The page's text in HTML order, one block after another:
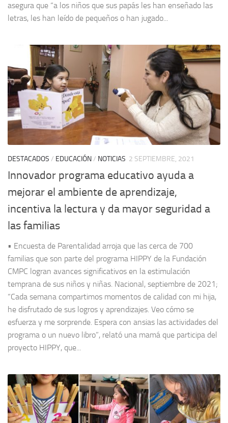
asegura que “a los niños que sus papás les han enseñado las
letras, les han leído de pequeños o han jugado...
DESTACADOS / EDUCACIÓN/ NOTICIAS 2 SEPTIEMBRE, 2021
Innovador programa educativo ayuda a
mejorar el ambiente de aprendizaje,
incentiva la lectura y da mayor seguridad a
las familias
• Encuesta de Parentalidad arroja que las cerca de 700
familias que son parte del programa HIPPY de la Fundación
CMPC logran avances significativos en la estimulación
temprana de sus niños y niñas. Nacional, septiembre de 2021;
“Cada semana compartimos momentos de calidad con mi hija,
he disfrutado de sus logros y aprendizajes. Veo cómo se
esfuerza y me sorprende. Espera con ansias las actividades del
programa o un nuevo libro”, relató una mamá que participa del
proyecto HIPPY, que...